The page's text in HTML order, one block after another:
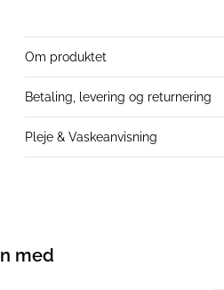
Om produktet
Betaling, levering og returnering
Pleje & Vaskeanvisning
med